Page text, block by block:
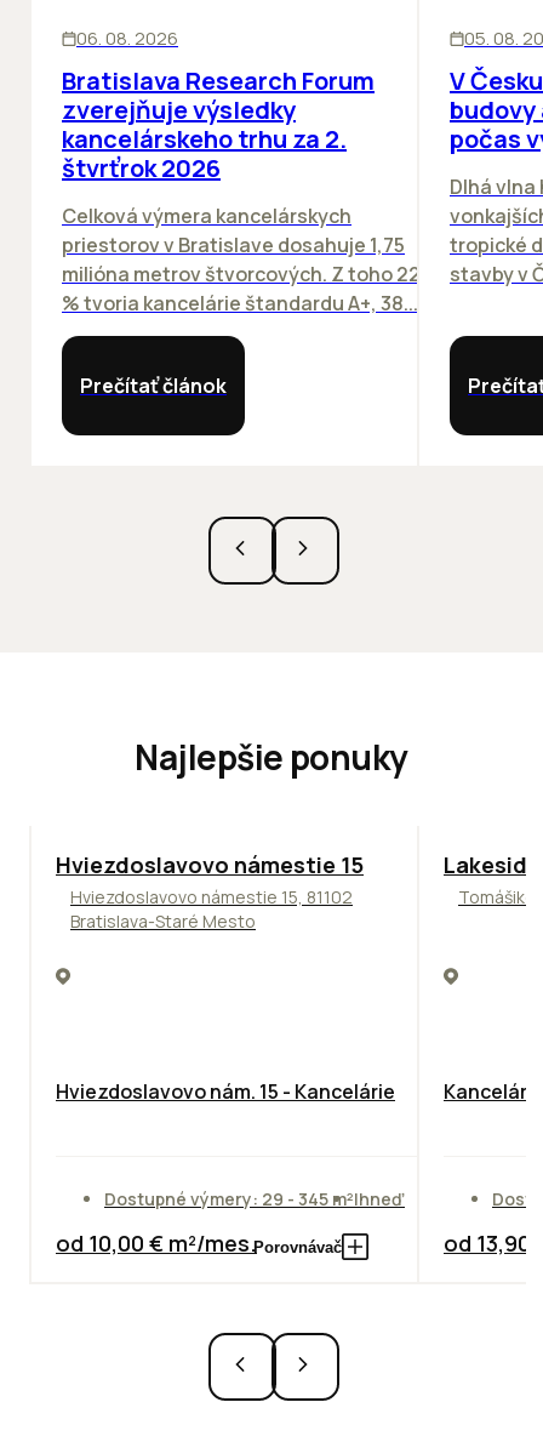
06. 08. 2026
Bratislava Research Forum
zverejňuje výsledky
kancelárskeho trhu za 2.
štvrťrok 2026
Celková výmera kancelárskych
priestorov v Bratislave dosahuje 1,75
milióna metrov štvorcových. Z toho 22
% tvoria kancelárie štandardu A+, 38...
Prečítať článok
05. 08.
V
počas
Dlhá
tropické
stavby v
Najlepšie ponuky
ODPORÚČAME
Hviezdoslavovo námestie 15
Hviezdoslavovo námestie 15, 81102
Bratislava-Staré Mesto
Hviezdoslavovo nám. 15 - Kancelárie
Dostupné výmery: 29 - 345 m²Ihneď
od 10,00 € m²/mes.Porovnávač od 13,90